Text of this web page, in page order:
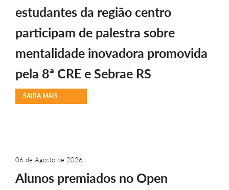
estudantes da região centro
participam de palestra sobre
mentalidade inovadora promovida
pela 8ª CRE e Sebrae RS
SAIBA MAIS
06 de Agosto de 2026
Alunos premiados no Open